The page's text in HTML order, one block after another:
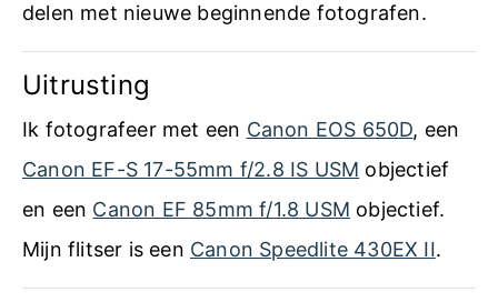
delen met nieuwe beginnende fotografen.
Uitrusting
Ik fotografeer met een Canon EOS 650D, een
Canon EF-S 17-55mm f/2.8 IS USM objectief
en een Canon EF 85mm f/1.8 USM objectief.
Mijn flitser is een Canon Speedlite 430EX II.